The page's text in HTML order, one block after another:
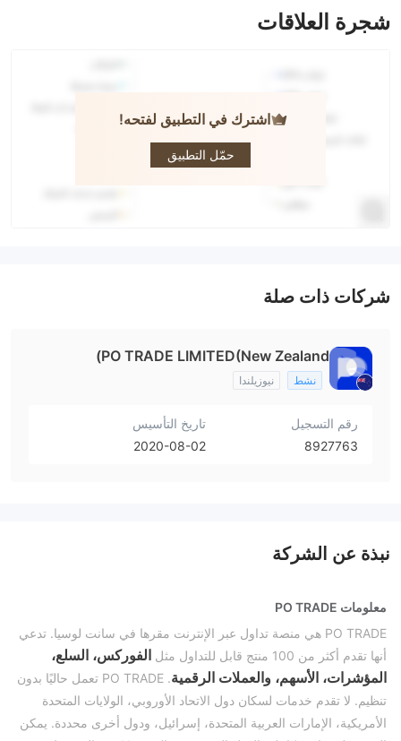
شجرة العلاقات
اشترك في التطبيق لفتحه!
حمّل التطبيق
شركات ذات صلة
PO TRADE LIMITED(New Zealand)
نشط نيوزيلندا
رقم التسجيل
8927763
تاريخ التأسيس
2020-08-02
نبذة عن الشركة
معلومات PO TRADE
PO TRADE هي منصة تداول عبر الإنترنت مقرها في سانت لوسيا. تدعي
أنها تقدم أكثر من 100 منتج قابل للتداول مثل
الفوركس، السلع،
المؤشرات، الأسهم، والعملات الرقمية
. PO TRADE تعمل حاليًا بدون
تنظيم. لا تقدم خدمات لسكان دول الاتحاد الأوروبي، الولايات المتحدة
الأمريكية، الإمارات العربية المتحدة، إسرائيل، ودول أخرى محددة. يمكن